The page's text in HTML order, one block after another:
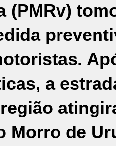
(PMRv)
a
Morro de